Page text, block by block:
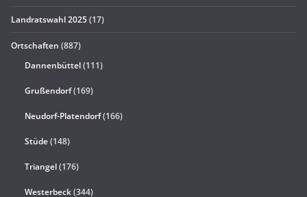
Landratswahl 2025(17)
Ortschaften (887)
Dannenbüttel(111)
Grußendorf(169)
Neudorf-Platendorf(166)
Stüde(148)
Triangel(176)
Westerbeck(344)